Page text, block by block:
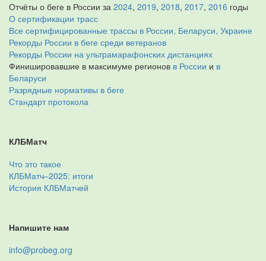
Отчёты о беге в России за 2024, 2019, 2018, 2017, 2016 годы
О сертификации трасс
Все сертифицированные трассы в России, Беларуси, Украине
Рекорды России в беге среди ветеранов
Рекорды России на ультрамарафонских дистанциях
Финишировавшие в максимуме регионов в России и в
Беларуси
Разрядные нормативы в беге
Стандарт протокола
КЛБМатч
Что это такое
КЛБМатч–2025: итоги
История КЛБМатчей
Напишите нам
info@probeg.org